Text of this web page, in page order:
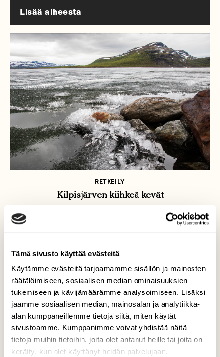
Tämä sivusto käyttää evästeitä
Käytämme evästeitä tarjoamamme sisällön ja mainosten
räätälöimiseen, sosiaalisen median ominaisuuksien
tukemiseen ja kävijämäärämme analysoimiseen. Lisäksi
jaamme sosiaalisen median, mainosalan ja analytiikka-
alan kumppaneillemme tietoja siitä, miten käytät
sivustoamme. Kumppanimme voivat yhdistää näitä
tietoja muihin tietoihin, joita olet antanut heille tai joita on
kerätty, kun olet käyttänyt heidän palvelujaan.
Lisää aiheesta
RETKEILY
Kilpisjärven kiihkeä kevät